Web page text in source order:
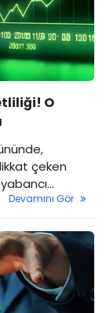
O
çeken
ilgi
Devamını Gör